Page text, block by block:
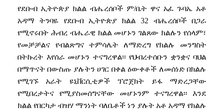
የደቡብ ኢትዮጵያ ክልል ብሔረሰቦች ም/ቤት ዋና አፈ ጉባኤ አቶ
አዳማ
ትንባዬ የደቡብ ኢትዮጵያ ክልል 32 ብሔረሰቦች
በጋራ
የሚኖሩበት ሕብረ ብሔራዊ ክልል መሆኑን ገልጸው ክልሉን የሰላም፣
የመቻቻልና
የብልጽግና ተምሳሌት ለማድረግ የክልሉ
መንግስት
በትኩረት እየሰራ መሆኑን ተናግረዋል፡፡ የህብረተሰቡን ቋንቋና ባህል
በማጥናት በውስጡ ያሉትን ሀገር በቀል ዕውቀቶች ለመሰነድ በክልሉ
የሚገኙ
አራት ዩኒቨርሲቲዎች ፕሮጀክት ይፋ
ማድረጋቸው
የሚበረታትና
የሚያስመሰግናቸው መሆኑንም ተናግረዋል፡፡
እንደ
ክልል የበርካታ ብዝሃ ማንነት ባለቤቶች ነን ያሉት አቶ አዳማ የክልሉ